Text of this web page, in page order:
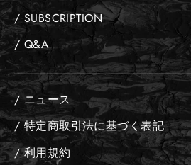
/ SUBSCRIPTION
/ Q&A
/ ニュース
/ 特定商取引法に基づく表記
/ 利用規約